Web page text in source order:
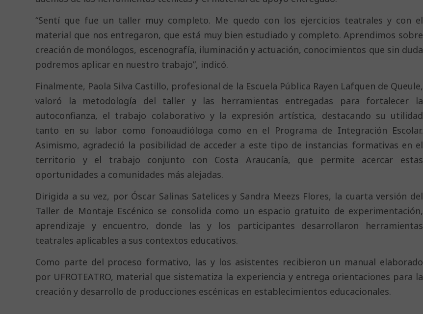
“Sentí que fue un taller muy completo. Me quedo con los ejercicios teatrales y con el
material que nos entregaron, que está muy bien estudiado y completo. Aprendimos sobre
creación de monólogos, escenografía, iluminación y actuación, conocimientos que sin duda
podremos aplicar en nuestro trabajo”, indicó.
Finalmente, Paola Silva Castillo, profesional de la Escuela Pública Rayen Lafquen de Queule,
valoró la metodología del taller y las herramientas entregadas para fortalecer la
autoconfianza, el trabajo colaborativo y la expresión artística, destacando su utilidad
tanto en su labor como fonoaudióloga como en el Programa de Integración Escolar.
Asimismo, agradeció la posibilidad de acceder a este tipo de instancias formativas en el
territorio y el trabajo conjunto con Costa Araucanía, que permite acercar estas
oportunidades a comunidades más alejadas.
Dirigida a su vez, por Óscar Salinas Satelices y Sandra Meezs Flores, la cuarta versión del
Taller de Montaje Escénico se consolida como un espacio gratuito de experimentación,
aprendizaje y encuentro, donde las y los participantes desarrollaron herramientas
teatrales aplicables a sus contextos educativos.
Como parte del proceso formativo, las y los asistentes recibieron un manual elaborado
por UFROTEATRO, material que sistematiza la experiencia y entrega orientaciones para la
creación y desarrollo de producciones escénicas en establecimientos educacionales.